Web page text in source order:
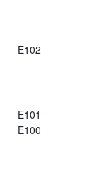
E102
E101
E100